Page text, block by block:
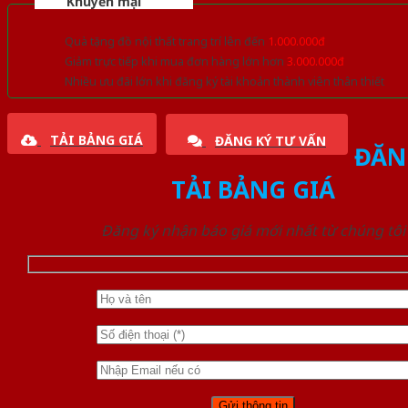
Quà tặng đồ nội thất trang trí lên đến 1.000.000đ
Giảm trực tiếp khi mua đơn hàng lớn hơn 3.000.000đ
Nhiều ưu đãi lớn khi đăng ký tài khoản thành viên thân thiết
TẢI BẢNG GIÁ ĐĂNG KÝ TƯ VẤN
TẢI BẢNG GIÁ
Đăng ký nhận báo giá mới nhất từ chúng tôi